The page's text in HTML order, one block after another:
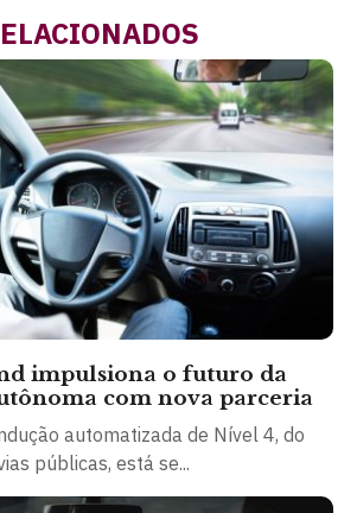
impulsiona o futuro da
com nova parceria
automatizada de Nível 4, do
públicas, está se...